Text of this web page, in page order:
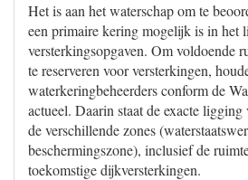
Het is aan het waterschap om te
een primaire kering mogelijk is in het
versterkingsopgaven. Om voldoende
te reserveren voor versterkingen,
waterkeringbeheerders conform de
actueel. Daarin staat de exacte
de verschillende zones
beschermingszone), inclusief de
toekomstige dijkversterkingen.